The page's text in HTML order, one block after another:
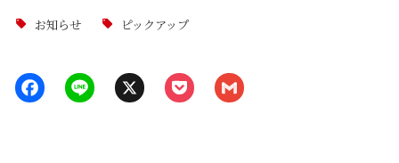
お知らせ ピックアップ